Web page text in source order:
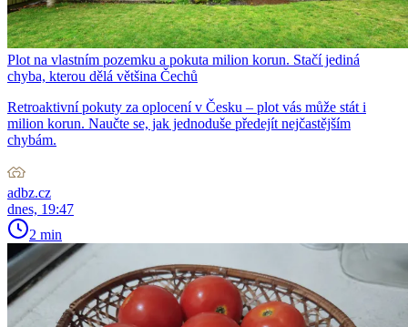
Plot na vlastním pozemku a pokuta milion korun. Stačí jediná
chyba, kterou dělá většina Čechů
Retroaktivní pokuty za oplocení v Česku – plot vás může stát i
milion korun. Naučte se, jak jednoduše předejít nejčastějším
chybám.
adbz.cz
dnes, 19:47
2 min